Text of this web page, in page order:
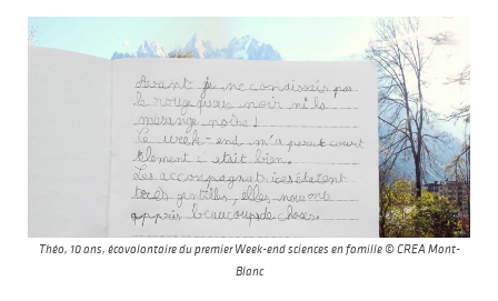
Théo, 10 ans, écovolontaire du premier Week-end sciences en famille © CREA Mont-
Blanc